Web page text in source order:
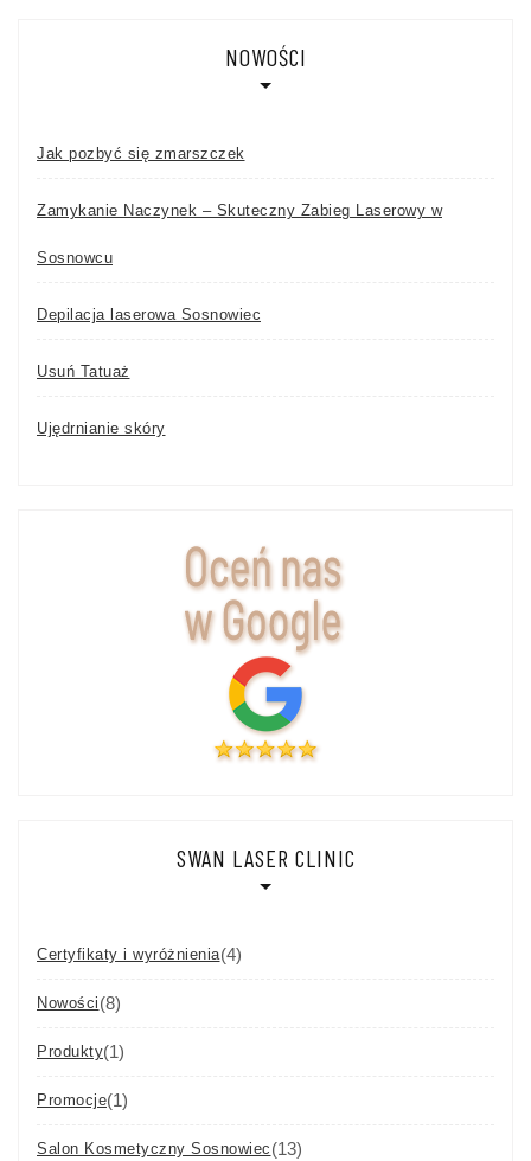
NOWOŚCI
Jak pozbyć się zmarszczek
Zamykanie Naczynek – Skuteczny Zabieg Laserowy w
Sosnowcu
Depilacja laserowa Sosnowiec
Usuń Tatuaż
Ujędrnianie skóry
SWAN LASER CLINIC
Certyfikaty i wyróżnienia(4)
Nowości (8)
Produkty(1)
Promocje(1)
Salon Kosmetyczny Sosnowiec (13)